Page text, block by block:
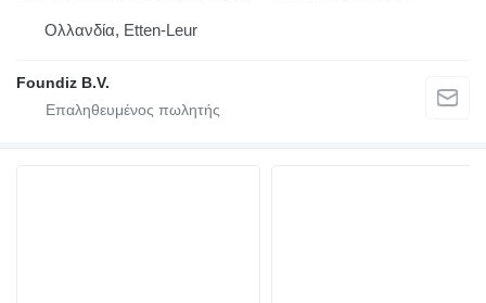
Ολλανδία, Etten-Leur
Foundiz B.V.